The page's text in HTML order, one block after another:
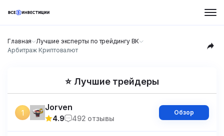
Главная Лучшие эксперты по трейдингу ВК
Арбитраж Криптовалют
⭐ Лучшие трейдеры
1
Jorven
4.9 492 отзывы
Обзор